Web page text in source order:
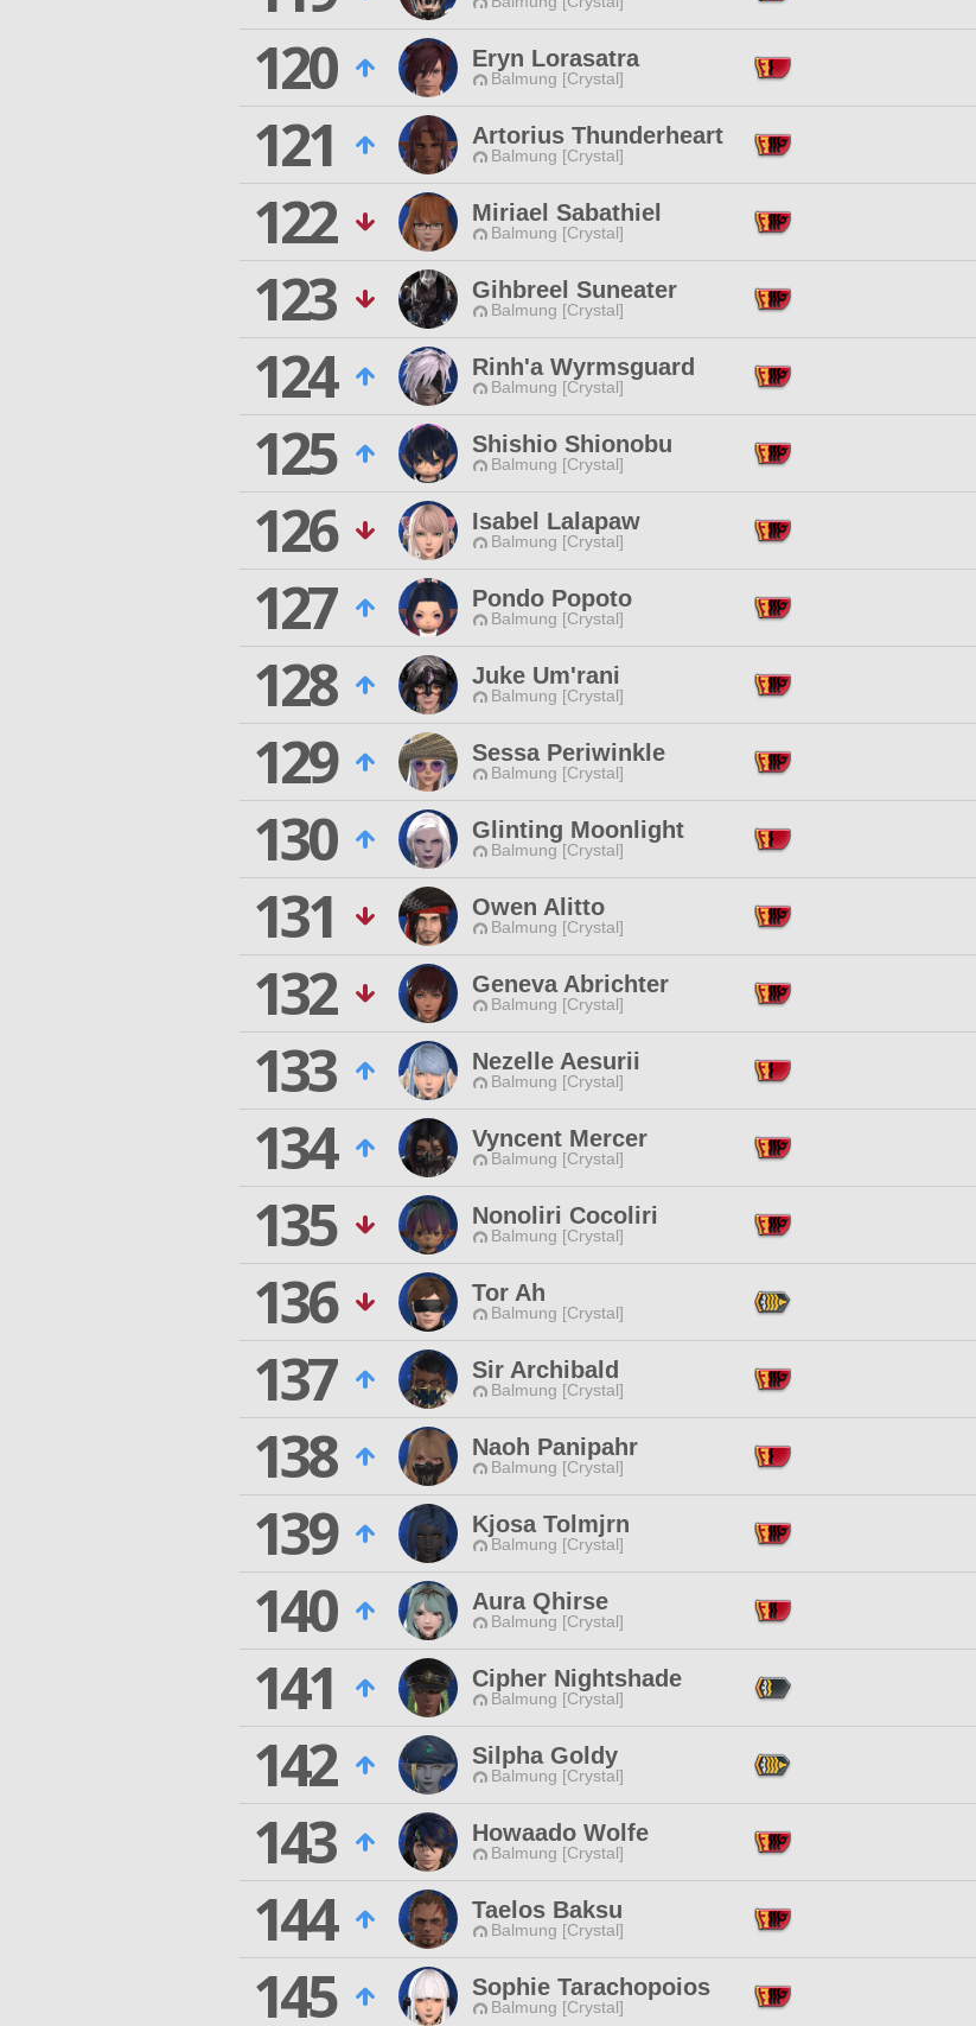
120
Eryn Lorasatra
Balmung [Crystal]
121
Artorius Thunderheart
Balmung [Crystal]
122
Miriael Sabathiel
Balmung [Crystal]
123
Gihbreel Suneater
Balmung [Crystal]
124
Rinh'a Wyrmsguard
Balmung [Crystal]
125
Shishio Shionobu
Balmung [Crystal]
126
Isabel Lalapaw
Balmung [Crystal]
127
Pondo Popoto
Balmung [Crystal]
128
Juke Um'rani
Balmung [Crystal]
129
Sessa Periwinkle
Balmung [Crystal]
130
Glinting Moonlight
Balmung [Crystal]
131
Owen Alitto
Balmung [Crystal]
132
Geneva Abrichter
Balmung [Crystal]
133
Nezelle Aesurii
Balmung [Crystal]
134
Vyncent Mercer
Balmung [Crystal]
135
Nonoliri Cocoliri
Balmung [Crystal]
136
Tor Ah
Balmung [Crystal]
137
Sir Archibald
Balmung [Crystal]
138
Naoh Panipahr
Balmung [Crystal]
139
Kjosa Tolmjrn
Balmung [Crystal]
140
Aura Qhirse
Balmung [Crystal]
141
Cipher Nightshade
Balmung [Crystal]
142
Silpha Goldy
Balmung [Crystal]
143
Howaado Wolfe
Balmung [Crystal]
144
Taelos Baksu
Balmung [Crystal]
145
Sophie Tarachopoios
Balmung [Crystal]